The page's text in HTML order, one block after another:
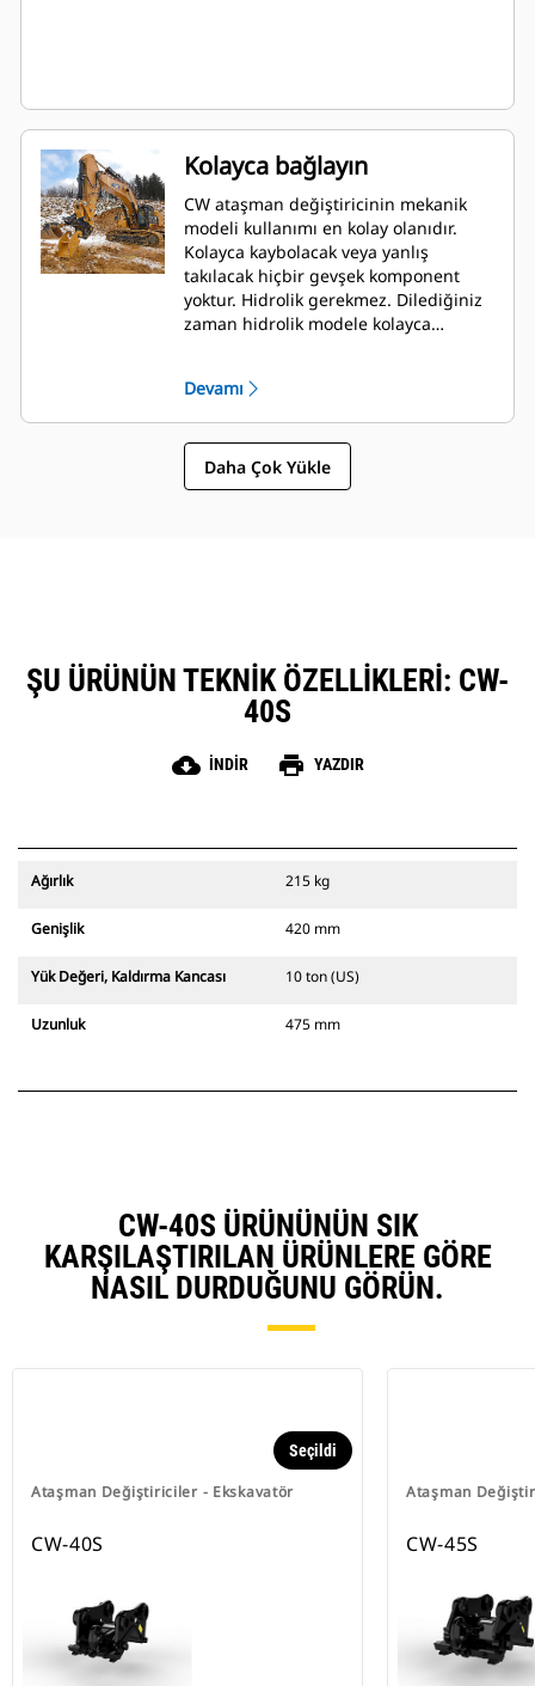
Kolayca bağlayın
CW ataşman değiştiricinin mekanik
modeli kullanımı en kolay olanıdır.
Kolayca kaybolacak veya yanlış
takılacak hiçbir gevşek komponent
yoktur. Hidrolik gerekmez. Dilediğiniz
zaman hidrolik modele kolayca
Devamı
Daha Çok Yükle
ŞU ÜRÜNÜN TEKNIK ÖZELLIKLERI: CW-
40S
cloud_download İNDIR print YAZDIR
Ağırlık 215 kg
Genişlik 420 mm
Yük Değeri, Kaldırma Kancası 10 ton (US)
Uzunluk 475 mm
CW-40S ÜRÜNÜNÜN SIK
KARŞILAŞTIRILAN ÜRÜNLERE GÖRE
NASIL DURDUĞUNU GÖRÜN.
Ataşman Değiştiriciler - Ekskavatör
Seçildi
CW-40S
Ataşman
CW-45S